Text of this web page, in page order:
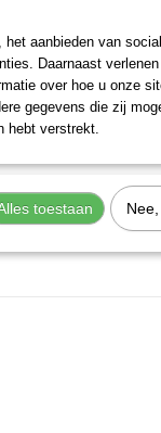
7612206000475
101130
rand.
aanbieden van
Daarnaast
over hoe u onze
gegevens die zij
hebt verstrekt.
toestaan